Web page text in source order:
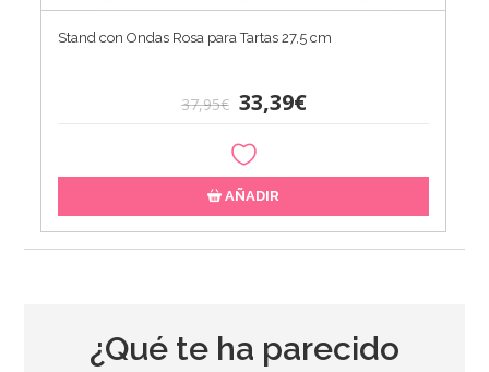
Stand con Ondas Rosa para Tartas 27,5 cm
37,95€ 33,39€
AÑADIR
¿Qué te ha parecido